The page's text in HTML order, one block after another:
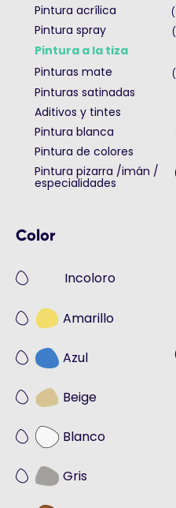
Pintura acrílica
Pintura spray
Pintura a la tiza
Pinturas mate
Pinturas satinadas
Aditivos y tintes
Pintura blanca
Pintura de colores
Pintura pizarra /imán /
especialidades
Color
Incoloro
Amarillo
Azul
Beige
Blanco
Gris